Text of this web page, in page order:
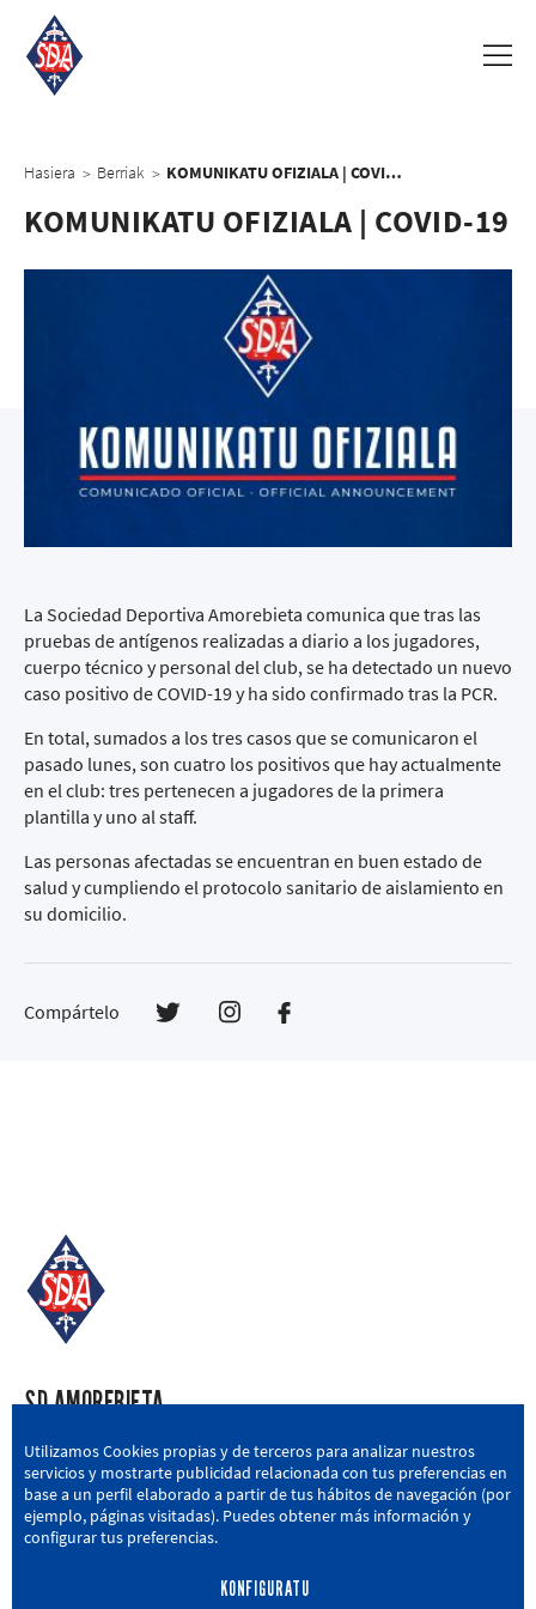
Hasiera > Berriak > KOMUNIKATU OFIZIALA | COVID-19
KOMUNIKATU OFIZIALA | COVID-19
La Sociedad Deportiva Amorebieta comunica que tras las
pruebas de antígenos realizadas a diario a los jugadores,
cuerpo técnico y personal del club, se ha detectado un nuevo
caso positivo de COVID-19 y ha sido confirmado tras la PCR.
En total, sumados a los tres casos que se comunicaron el
pasado lunes, son cuatro los positivos que hay actualmente
en el club: tres pertenecen a jugadores de la primera
plantilla y uno al staff.
Las personas afectadas se encuentran en buen estado de
salud y cumpliendo el protocolo sanitario de aislamiento en
su domicilio.
Compártelo
SD AMOREBIETA
San Miguel Kalea, 16, 48340 Amorebieta, Bizkaia
946 604 751 | sda@sdamorebieta.eus
Utilizamos Cookies propias y de terceros para analizar nuestros
servicios y mostrarte publicidad relacionada con tus preferencias en
base a un perfil elaborado a partir de tus hábitos de navegación (por
ejemplo, páginas visitadas). Puedes obtener más información y
configurar tus preferencias.
KONFIGURATU